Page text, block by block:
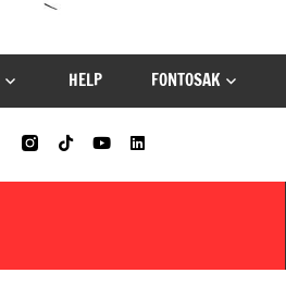
HELP FONTOSAK